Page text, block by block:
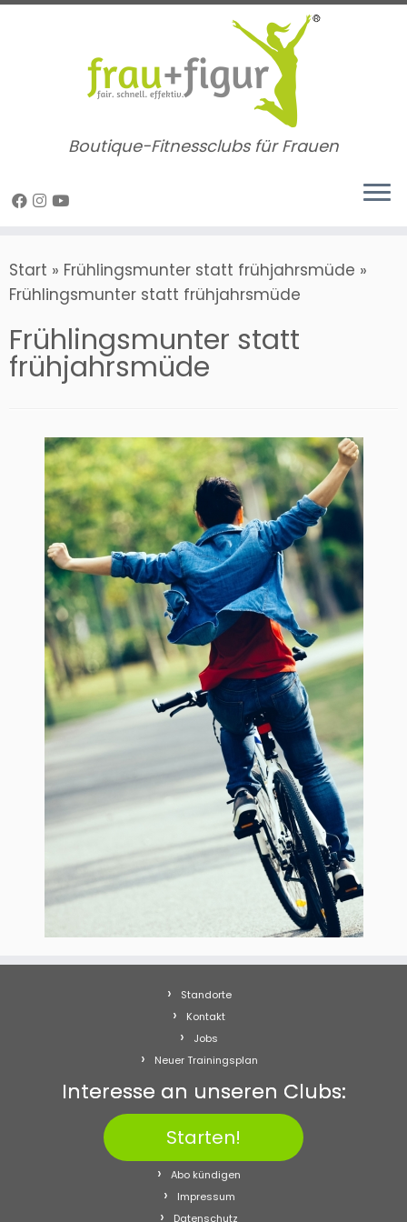
Zum
Boutique-Fitnessclubs für Frauen
Start » Frühlingsmunter statt frühjahrsmüde »
Frühlingsmunter statt frühjahrsmüde
Frühlingsmunter statt
frühjahrsmüde
Standorte
Kontakt
Jobs
Neuer Trainingsplan
Interesse an unseren Clubs:
Starten!
Abo kündigen
Impressum
Datenschutz